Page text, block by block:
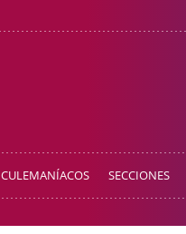
CULEMANÍACOS SECCIONES